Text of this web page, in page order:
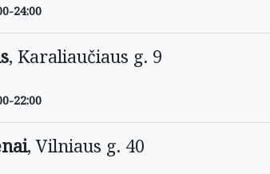
24:00
, Karaliaučiaus g. 9
22:00
, Vilniaus g. 40